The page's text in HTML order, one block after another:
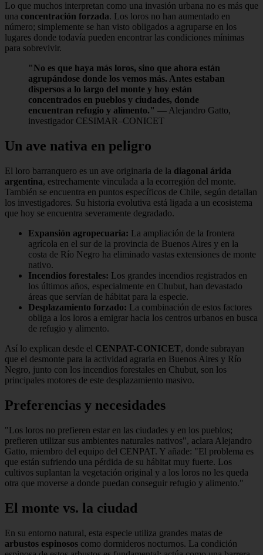
Lo que muchos interpretan como una invasión urbana no es más que
una concentración forzada. Los loros no han aumentado en
número; simplemente se han visto obligados a agruparse en los
lugares donde todavía pueden encontrar las condiciones mínimas
para sobrevivir.
"No es que haya más loros, sino que ahora están
agrupándose donde los vemos más. Antes estaban
dispersos a lo largo del monte y hoy están
concentrados en pueblos y ciudades, donde
encuentran refugio y alimento." — Alejandro Gatto,
investigador CESIMAR–CONICET
Un ave nativa en peligro
El loro barranquero es un ave originaria de la diagonal árida
argentina, estrechamente vinculada a la ecorregión del monte.
También se encuentra en puntos específicos de Chile, según detallan
los investigadores. Su historia evolutiva está ligada a un ecosistema
que hoy se encuentra severamente degradado.
Expansión agropecuaria: La ampliación de la frontera
agrícola en el sur de la provincia de Buenos Aires y en la
costa de Río Negro ha eliminado vastas extensiones de monte
nativo.
Incendios forestales: Los grandes incendios registrados en
los últimos años, especialmente en Chubut, han devastado
áreas que servían de hábitat para la especie.
Desplazamiento forzado: La combinación de estos factores
obliga a los loros a emigrar hacia los centros urbanos en busca
de refugio y alimento.
Así lo explican desde el CENPAT-CONICET, donde subrayan
que el desmonte para la actividad agraria en Buenos Aires y Río
Negro, junto con los incendios forestales en Chubut, son los
principales motores de este desplazamiento masivo.
Preferencias y necesidades
"Los loros no prefieren estar en las ciudades y en los pueblos;
prefieren utilizar sus ambientes naturales nativos", aclara Alejandro
Gatto, miembro del equipo del CENPAT. Y añade: "El problema es
que están sufriendo una pérdida de su hábitat muy fuerte. Los
cultivos suplantan la vegetación original y a los loros no les queda
otra que moverse a donde puedan conseguir refugio y alimento."
El monte vs. la ciudad
En su entorno natural, esta especie utiliza grandes matas de
arbustos espinosos como dormideros nocturnos. La condición